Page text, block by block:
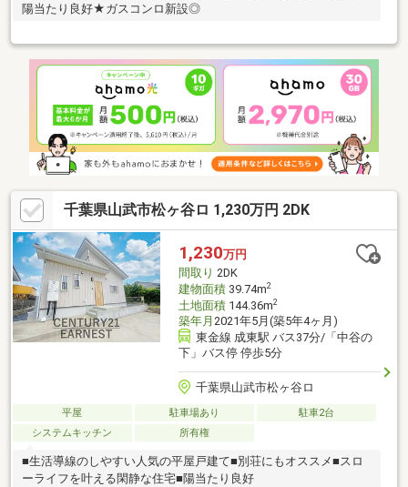
陽当たり良好★ガスコンロ新設◎
千葉県山武市松ヶ谷ロ 1,230万円 2DK
1,230万円
間取り 2DK
建物面積39.74m2
土地面積144.36m2
築年月 2021年5月(築5年4ヶ月)
東金線 成東駅 バス37分/「中谷の
下」バス停 停歩5分
千葉県山武市松ヶ谷ロ
平屋 駐車場あり
駐車2台
システムキッチン
所有権
■生活導線のしやすい人気の平屋戸建て■別荘にもオススメ■スロ
ーライフを叶える閑静な住宅■陽当たり良好